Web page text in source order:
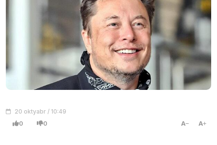
20 oktyabr / 10:49
0 0 A A